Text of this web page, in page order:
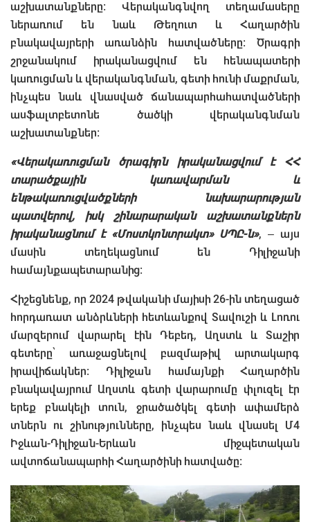
աշխատանքները։ Վերականգնվող տեղամասերը
ներառում են նաև Թեղուտ և Հաղարծին
բնակավայրերի առանձին հատվածները։ Ծրագրի
շրջանակում իրականացվում են հենապատերի
կառուցման և վերականգնման, գետի հունի մաքրման,
ինչպես նաև վնասված ճանապարհահատվածների
ասֆալտբետոնե ծածկի վերականգնման
աշխատանքներ։
«Վերակառուցման ծրագիրն իրականացվում է ՀՀ
տարածքային կառավարման և
ենթակառուցվածքների նախարարության
պատվերով, իսկ շինարարական աշխատանքներն
իրականացնում է «Մոստկոնտրակտ» ՍՊԸ-ն», – այս
մասին տեղեկացնում են Դիլիջանի
համայնքապետարանից։
Հիշեցնենք, որ 2024 թվականի մայիսի 26-ին տեղացած
հորդառատ անձրևների հետևանքով Տավուշի և Լոռու
մարզերում վարարել էին Դեբեդ, Աղստև և Տաշիր
գետերը՝ առաջացնելով բազմաթիվ արտակարգ
իրավիճակներ։ Դիլիջան համայնքի Հաղարծին
բնակավայրում Աղստև գետի վարարումը փլուզել էր
երեք բնակելի տուն, ջրածածկել գետի ափամերձ
տներն ու շինությունները, ինչպես նաև վնասել Մ4
Իջևան-Դիլիջան-Երևան միջպետական
ավտոճանապարհի Հաղարծինի հատվածը։